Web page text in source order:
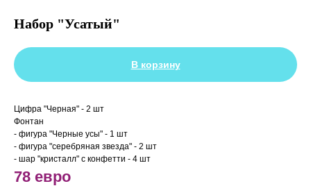
Набор "Усатый"
В корзину
Цифра "Черная" - 2 шт
Фонтан
- фигура "Черные усы" - 1 шт
- фигура "серебряная звезда" - 2 шт
- шар "кристалл" с конфетти - 4 шт
78 евро